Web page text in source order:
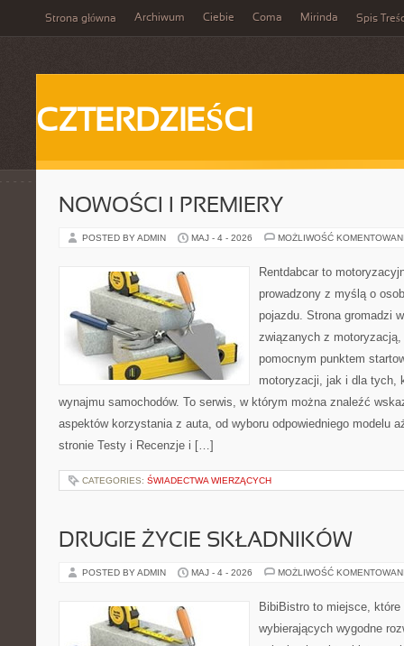
Strona główna Archiwum Ciebie Coma Mirinda Spis
CZTERDZIEŚCI
NOWOŚCI I PREMIERY
POSTED BY ADMIN MAJ - 4 - 2026 MOŻLIWOŚĆ
Rentdabcar to
prowadzony z myślą o
pojazdu. Strona gromadzi
związanych z
pomocnym punktem
motoryzacji, jak i dla tych,
wynajmu samochodów. To serwis, w którym można znaleźć
aspektów korzystania z auta, od wyboru odpowiedniego modelu
stronie Testy i Recenzje i […]
CATEGORIES: ŚWIADECTWA WIERZĄCYCH
DRUGIE ŻYCIE SKŁADNIKÓW
POSTED BY ADMIN MAJ - 4 - 2026 MOŻLIWOŚĆ
BibiBistro to miejsce,
wybierających wygodne